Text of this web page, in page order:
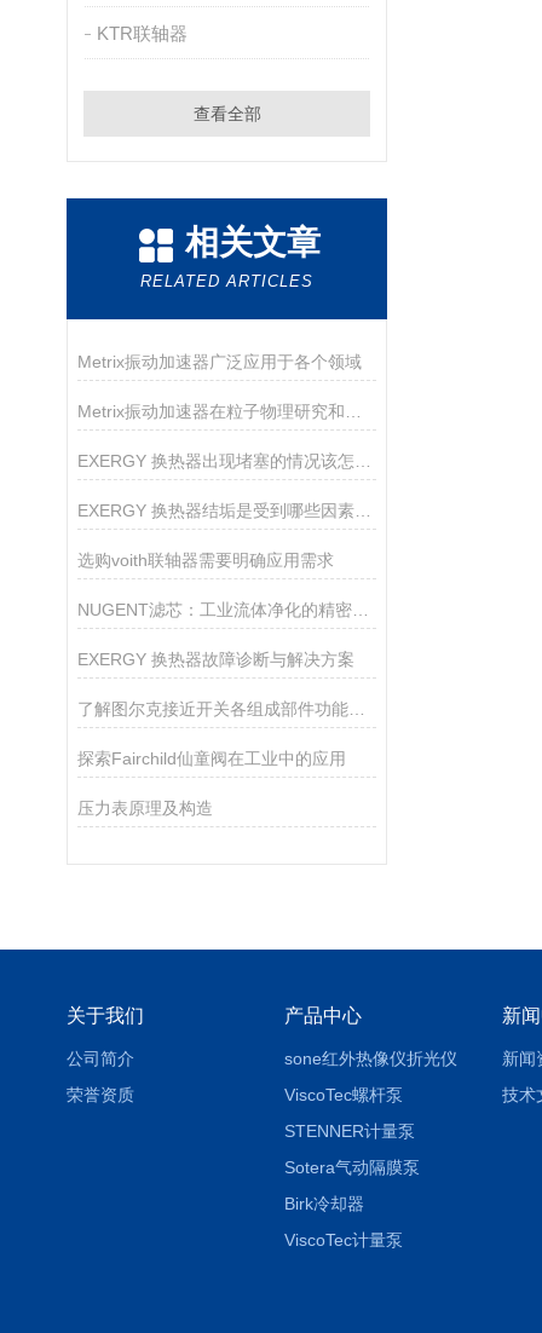
KTR联轴器
查看全部
相关文章
RELATED ARTICLES
Metrix振动加速器广泛应用于各个领域
EXERGY 换热器结垢是受到哪些因素的影响？
选购voith联轴器需要明确应用需求
NUGENT滤芯：工业流体净化的精密守护者
EXERGY 换热器故障诊断与解决方案
了解图尔克接近开关各组成部件功能特点才能更好的使用它
探索Fairchild仙童阀在工业中的应用
压力表原理及构造
关于我们
公司简介
荣誉资质
产品中心
sone红外热像仪折光仪
ViscoTec螺杆泵
STENNER计量泵
Sotera气动隔膜泵
Birk冷却器
ViscoTec计量泵
新
新闻
技术